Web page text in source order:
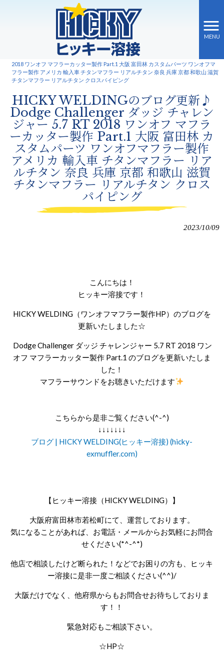
MENU
ヒッキー溶接 HOME
> 新着情報
>
HICKY WELDINGのブログ更新♪ Dodge Challenger ダッジ チャレンジャー 5.7 RT
2018 ワンオフ マフラーカッター製作 Part.1 大阪 富田林 カスタムパーツ ワンオフマ
フラー製作 アメリカ 輸入車 チタンマフラー リアルチタン 奈良 兵庫 京都 和歌山 滋賀
チタンマフラー リアルチタン クロスパイピング
HICKY WELDINGのブログ更新♪
Dodge Challenger ダッジ チャレン
ジャー 5.7 RT 2018 ワンオフ マフラ
ーカッター製作 Part.1 大阪 富田林 カ
スタムパーツ ワンオフマフラー製作
アメリカ 輸入車 チタンマフラー リア
ルチタン 奈良 兵庫 京都 和歌山 滋賀
チタンマフラー リアルチタン クロス
パイピング
2023/10/09
こんにちは！
ヒッキー溶接です！
HICKY WELDING（ワンオフマフラー製作HP）のブログを
更新いたしました☆
Dodge Challenger ダッジ チャレンジャー 5.7 RT 2018 ワン
オフ マフラーカッター製作 Part.1 のブログを更新いたしま
した！
マフラーサウンドをお聴きいただけます
こちらから是非ご覧ください(^-^)
↓↓↓↓↓↓↓
ブログ | HICKY WELDING(ヒッキー溶接) (hicky-
exmuffler.com)
【ヒッキー溶接（HICKY WELDING）】
大阪府富田林市若松町にて、運営しております。
気になることがあれば、お電話・メールからお気軽にお問合
せください(*^-^*)
他店で相談したけど断られた！などでお困りの方も、ヒッキ
ー溶接に是非一度ご相談ください(^^)/
大阪だけでなく、他府県からもお問合せお待ちしておりま
す！！
緊急対応もご相談下さい。
☆HP☆